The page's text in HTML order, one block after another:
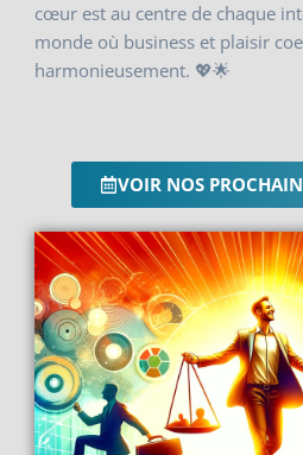
cœur est au centre de chaque
monde où business et plaisir
harmonieusement. 💖🌟
VOIR NOS